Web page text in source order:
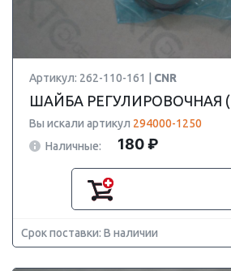
Артикул: 262-110-161 | CNR
ШАЙБА РЕГУЛИРОВОЧНАЯ
Вы искали артикул 294000-1250
Наличные:
180 ₽
Срок поставки: В наличии